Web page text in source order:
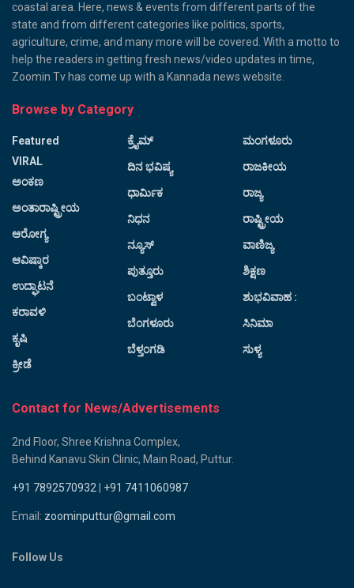
coastal area. Here, news & events from different parts of the
state and from different categories like politics, sports,
agriculture, crime, and many more will be covered. With a motto to
help the readers in getting fresh news/video updates in time,
Zoomin Tv has come up with a Kannada news website.
Browse by Category
Featured
VIRAL
ಅಂಕಣ
ಅಂತಾರಾಷ್ಟ್ರೀಯ
ಆರೋಗ್ಯ
ಆವಿಷ್ಕಾರ
ಉದ್ಘಾಟನೆ
ಕರಾವಳಿ
ಕೃಷಿ
ಕ್ರೀಡೆ
ಕ್ರೈಮ್
ದಿನ ಭವಿಷ್ಯ
ಧಾರ್ಮಿಕ
ನಿಧನ
ನ್ಯೂಸ್
ಪುತ್ತೂರು
ಬಂಟ್ವಾಳ
ಬೆಂಗಳೂರು
ಬೆಳ್ತಂಗಡಿ
ಮಂಗಳೂರು
ರಾಜಕೀಯ
ರಾಜ್ಯ
ರಾಷ್ಟ್ರೀಯ
ವಾಣಿಜ್ಯ
ಶಿಕ್ಷಣ
ಶುಭವಿವಾಹ :
ಸಿನಿಮಾ
ಸುಳ್ಯ
Contact for News/Advertisements
2nd Floor, Shree Krishna Complex,
Behind Kanavu Skin Clinic, Main Road, Puttur.
+91 7892570932 +91 7411060987
Email: zoominputtur@gmail.com
Follow Us